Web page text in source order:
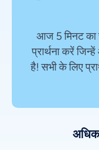
आज 5 मिनट का
प्रार्थना करें
है! सभी के लिए